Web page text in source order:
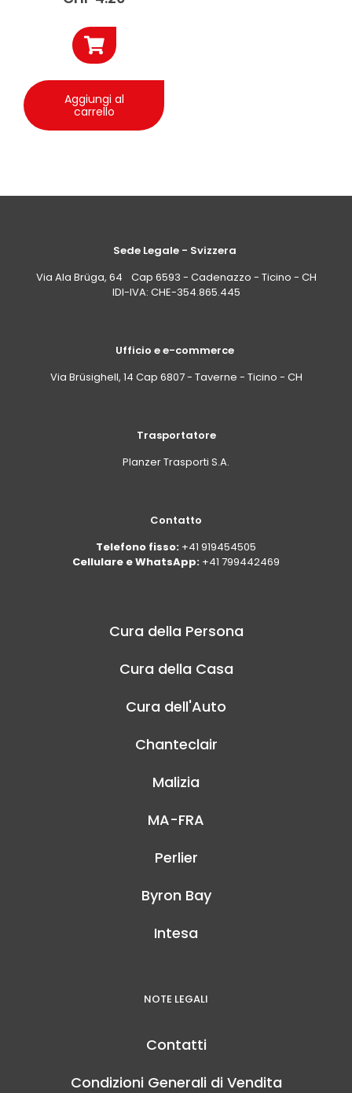
Aggiungi al
carrello
Sede Legale - Svizzera
Via Ala Brüga, 64 Cap 6593 - Cadenazzo - Ticino - CH
IDI-IVA: CHE-354.865.445
Ufficio e e-commerce
Via Brüsighell, 14 Cap 6807 - Taverne - Ticino - CH
Trasportatore
Planzer Trasporti S.A.
Contatto
Telefono fisso: +41 919454505
Cellulare e WhatsApp: +41 799442469
Cura della Persona
Cura della Casa
Cura dell'Auto
Chanteclair
Malizia
MA-FRA
Perlier
Byron Bay
Intesa
NOTE LEGALI
Contatti
Condizioni Generali di Vendita